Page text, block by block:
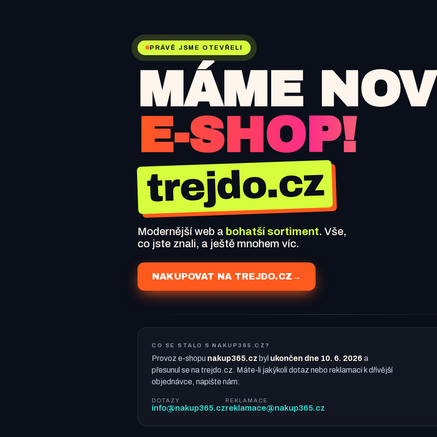
PRÁVĚ JSME OTEVŘELI
MÁME
E-SHOP!
trejdo.cz
Modernější web a bohatší sortiment. Vše,
co jste znali, a ještě mnohem víc.
NAKUPOVAT NA TREJDO.CZ →
CO SE STALO S NAKUP365.CZ?
Provoz e-shopu nakup365.cz byl ukončen dne 10. 6. 2026 a
přesunul se na trejdo.cz. Máte-li jakýkoli dotaz nebo reklamaci k dřívější
objednávce, napište nám:
DOTAZY
info@nakup365.cz
REKLAMACE
reklamace@nakup365.cz